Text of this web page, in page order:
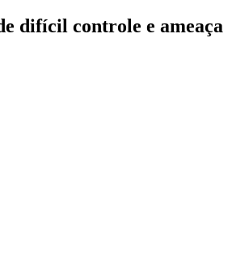
difícil controle e ameaça